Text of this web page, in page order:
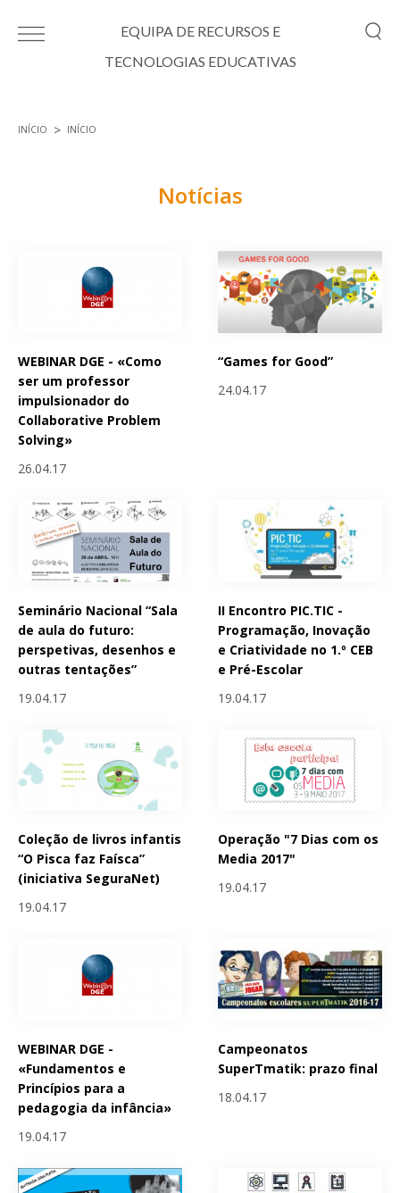
EQUIPA DE RECURSOS E
TECNOLOGIAS EDUCATIVAS
INÍCIO INÍCIO
Notícias
WEBINAR DGE - «Como
ser um professor
impulsionador do
Collaborative Problem
Solving»
26.04.17
“Games for Good”
24.04.17
Seminário Nacional “Sala
de aula do futuro:
perspetivas, desenhos e
outras tentações”
19.04.17
II Encontro PIC.TIC -
Programação, Inovação
e Criatividade no 1.º CEB
e Pré-Escolar
19.04.17
Coleção de livros infantis
“O Pisca faz Faísca”
(iniciativa SeguraNet)
19.04.17
Operação "7 Dias com os
Media 2017"
19.04.17
WEBINAR DGE -
«Fundamentos e
Princípios para a
pedagogia da infância»
19.04.17
Campeonatos
SuperTmatik: prazo final
18.04.17
Páginas